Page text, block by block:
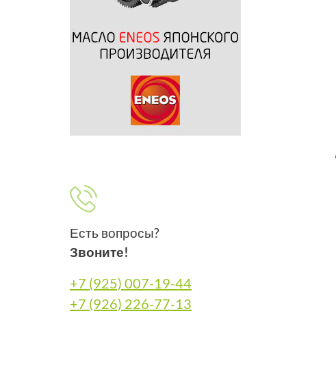
Есть вопросы?
Звоните!
+7 (925) 007-19-44
+7 (926) 226-77-13